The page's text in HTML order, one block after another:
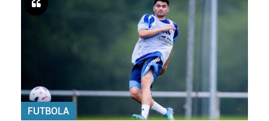
FUTBOLA